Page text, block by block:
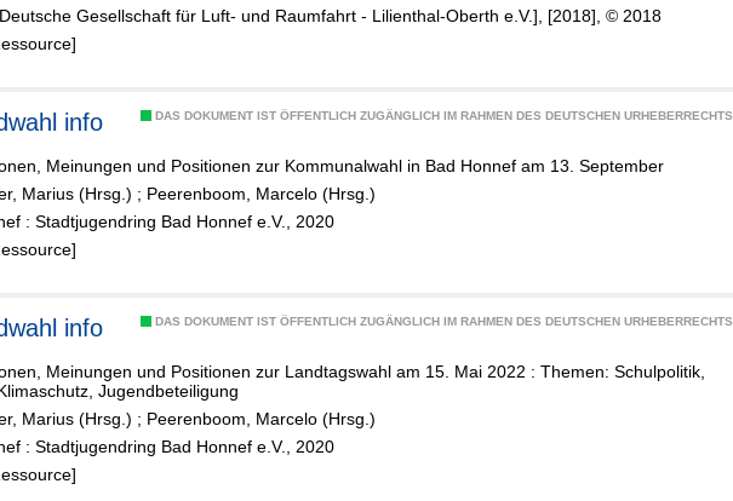
Gesellschaft für Luft- und Raumfahrt - Lilienthal-Oberth e.V.], [2018], © 2018
DAS DOKUMENT IST ÖFFENTLICH ZUGÄNGLICH IM RAHMEN DES DEUTSCHEN URHEBERRECHTS.
info
Meinungen und Positionen zur Kommunalwahl in Bad Honnef am 13. September
Marius (Hrsg.) ; Peerenboom, Marcelo (Hrsg.)
: Stadtjugendring Bad Honnef e.V., 2020
DAS DOKUMENT IST ÖFFENTLICH ZUGÄNGLICH IM RAHMEN DES DEUTSCHEN URHEBERRECHTS.
info
Meinungen und Positionen zur Landtagswahl am 15. Mai 2022 : Themen: Schulpolitik,
Jugendbeteiligung
Marius (Hrsg.) ; Peerenboom, Marcelo (Hrsg.)
: Stadtjugendring Bad Honnef e.V., 2020